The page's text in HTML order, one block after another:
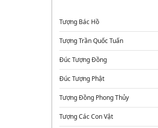
Tượng Bác Hồ
Tượng Trần Quốc Tuấn
Đúc Tượng Đồng
Đúc Tượng Phật
Tượng Đồng Phong Thủy
Tượng Các Con Vật